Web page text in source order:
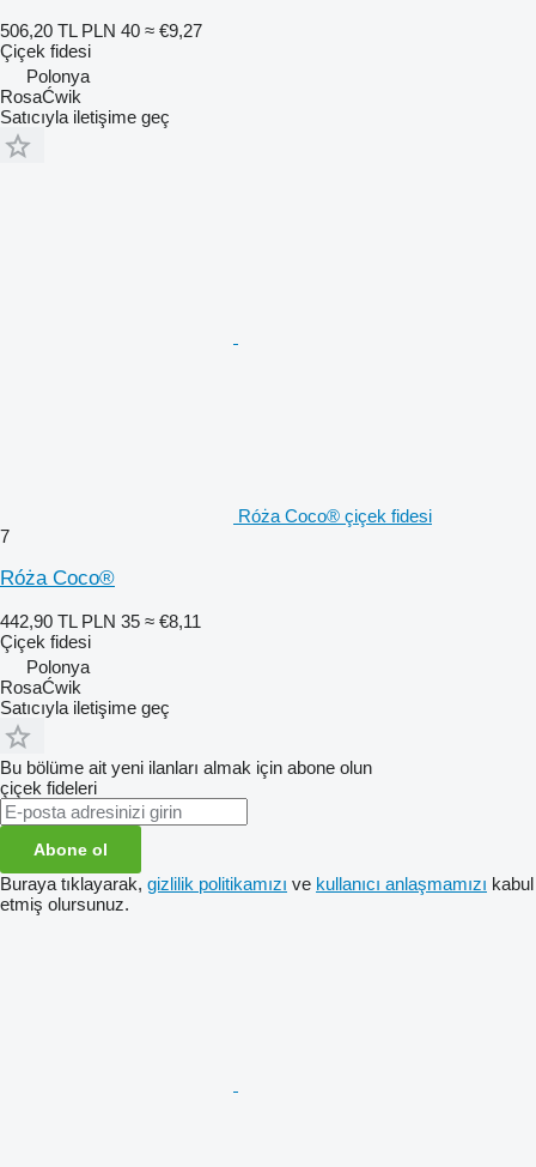
506,20 TL PLN 40 ≈ €9,27
Çiçek fidesi
Polonya
RosaĆwik
Satıcıyla iletişime geç
Róża Coco® çiçek fidesi
7
Róża Coco®
442,90 TL PLN 35 ≈ €8,11
Çiçek fidesi
Polonya
RosaĆwik
Satıcıyla iletişime geç
Bu bölüme ait yeni ilanları almak için abone olun
çiçek fideleri
Abone ol
Buraya tıklayarak, gizlilik politikamızı ve kullanıcı anlaşmamızı kabul
etmiş olursunuz.